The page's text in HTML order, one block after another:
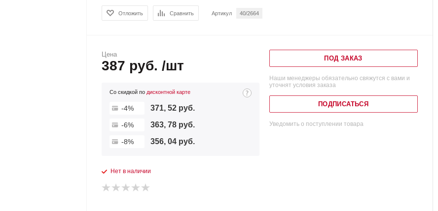
Отложить Сравнить Артикул 40/2664
Цена
387 руб. /шт
Со скидкой подисконтной карте
-4% 371, 52 руб.
-6% 363, 78 руб.
-8% 356, 04 руб.
Нет в наличии
ПОД ЗАКАЗ
Наши менеджеры обязательно свяжутся с вами и
уточнят условия заказа
ПОДПИСАТЬСЯ
Уведомить о поступлении товара